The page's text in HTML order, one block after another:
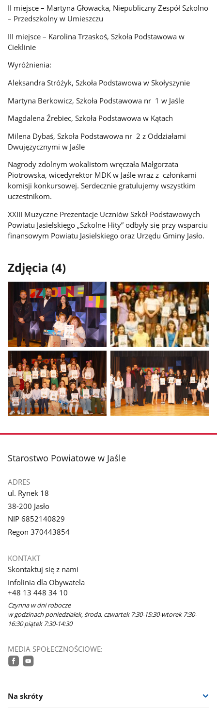
II miejsce – Martyna Głowacka, Niepubliczny Zespół Szkolno
– Przedszkolny w Umieszczu
III miejsce – Karolina Trzaskoś, Szkoła Podstawowa w
Cieklinie
Wyróżnienia:
Aleksandra Stróżyk, Szkoła Podstawowa w Skołyszynie
Martyna Berkowicz, Szkoła Podstawowa nr 1 w Jaśle
Magdalena Źrebiec, Szkoła Podstawowa w Kątach
Milena Dybaś, Szkoła Podstawowa nr 2 z Oddziałami
Dwujęzycznymi w Jaśle
Nagrody zdolnym wokalistom wręczała Małgorzata
Piotrowska, wicedyrektor MDK w Jaśle wraz z członkami
komisji konkursowej. Serdecznie gratulujemy wszystkim
uczestnikom.
XXIII Muzyczne Prezentacje Uczniów Szkół Podstawowych
Powiatu Jasielskiego „Szkolne Hity” odbyły się przy wsparciu
finansowym Powiatu Jasielskiego oraz Urzędu Gminy Jasło.
Zdjęcia (4)
Pokaż
zdjęcie
1
z
galerii.
Pokaż
2
z
galerii.
galerii.
galerii.
stopka
Starostwo Powiatowe w Jaśle
ADRES
ul. Rynek 18
38-200 Jasło
NIP 6852140829
Regon 370443854
KONTAKT
Skontaktuj się z nami
Infolinia dla Obywatela
+48 13 448 34 10
Czynna w dni robocze
w godzinach poniedziałek, środa, czwartek 7:30-15:30-wtorek 7:30-
16:30 piątek 7:30-14:30
MEDIA SPOŁECZNOŚCIOWE:
Na skróty